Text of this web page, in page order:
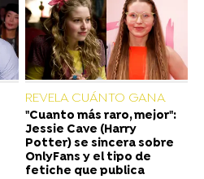
REVELA CUÁNTO GANA
"Cuanto más raro, mejor":
Jessie Cave (Harry
Potter) se sincera sobre
OnlyFans y el tipo de
fetiche que publica